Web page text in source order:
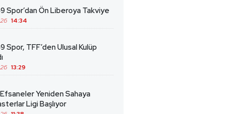
Spor’dan Ön Liberoya Takviye
14:34
Spor, TFF’den Ulusal Kulüp
13:29
Yeniden Sahaya
Ligi Başlıyor